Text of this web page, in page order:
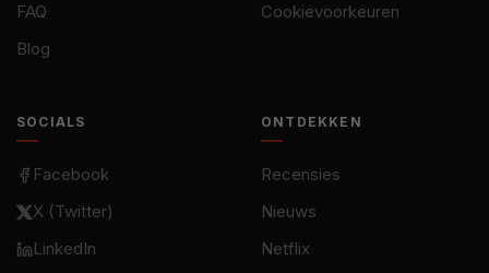
FAQ
Blog
Cookievoorkeuren
SOCIALS
Facebook
X (Twitter)
LinkedIn
ONTDEKKEN
Recensies
Nieuws
Netflix